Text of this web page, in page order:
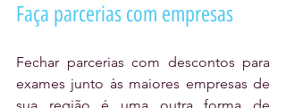
Faça parcerias com empresas
Fechar parcerias com descontos para
exames junto às maiores empresas de